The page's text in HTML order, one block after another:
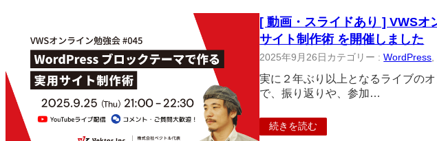
[ 動画・スライドあり ] VWS
サイト制作術 を開催しました
2025年9月26日 カテゴリー :WordPress
実に２年ぶり以上となるライブの
で、振り返りや、参加…
続きを読む